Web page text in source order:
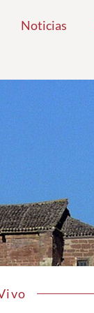
Noticias